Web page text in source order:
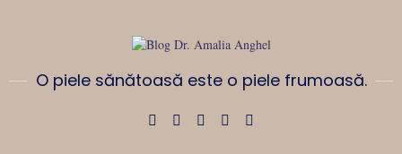
O piele sănătoasă este o piele frumoasă.